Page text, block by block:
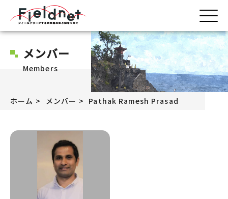
メンバー
Members
ホーム メンバー Pathak Ramesh Prasad